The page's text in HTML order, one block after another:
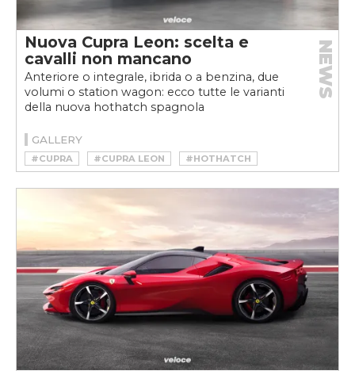
Nuova Cupra Leon: scelta e
cavalli non mancano
Anteriore o integrale, ibrida o a benzina, due
volumi o station wagon: ecco tutte le varianti
della nuova hothatch spagnola
NEWS
GALLERY
#CUPRA #CUPRA LEON
#HOTHATCH
#HYBRID
#IBRIDA
#LEON
#LEON SPORTSTOURER
#PHEV